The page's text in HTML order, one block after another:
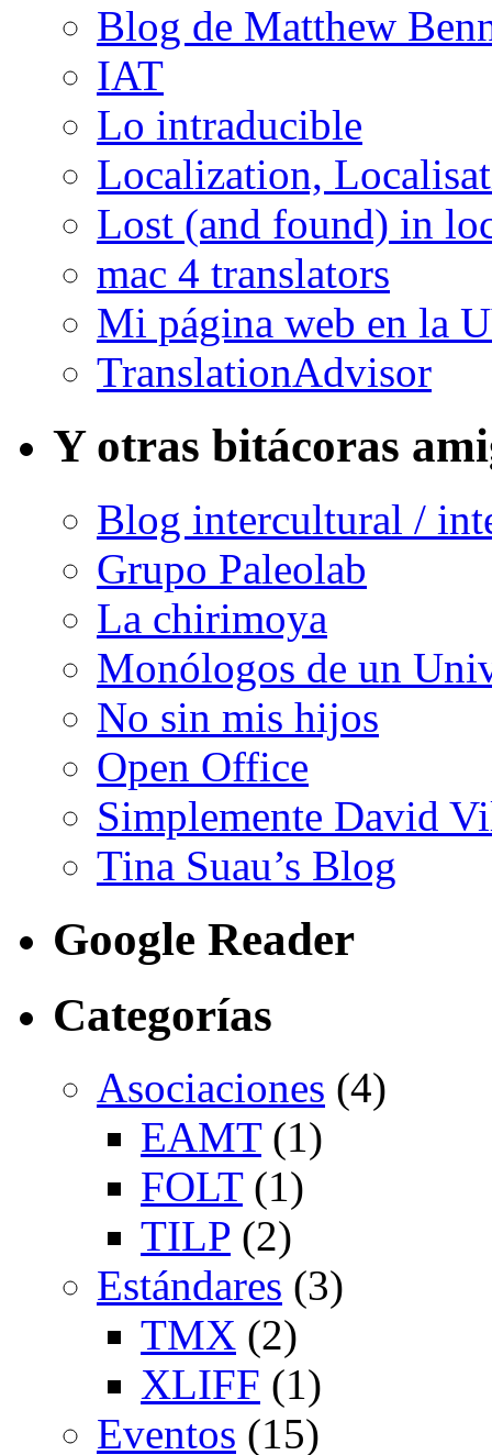
Blog de Matthew
IAT
Lo intraducible
Localization,
Lost (and found) in
mac 4 translators
Mi página web en la
TranslationAdvisor
Y otras bitácoras
Blog intercultural /
Grupo Paleolab
La chirimoya
Monólogos de un
No sin mis hijos
Open Office
Simplemente David
Tina Suau’s Blog
Google Reader
Categorías
Asociaciones (4)
EAMT(1)
FOLT(1)
TILP (2)
Estándares (3)
TMX (2)
XLIFF (1)
Eventos (15)